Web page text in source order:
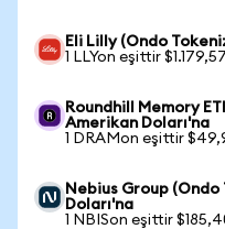
Eli Lilly (Ondo
1 LLYon eşittir $1.179,57
Roundhill Memory
Amerikan Doları'na
1 DRAMon eşittir
Nebius Group
Doları'na
1 NBISon eşittir